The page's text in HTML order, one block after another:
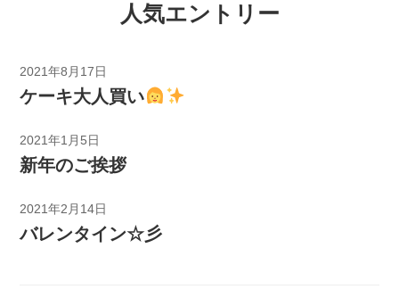
人気エントリー
2021年8月17日
ケーキ大人買い
2021年1月5日
新年のご挨拶
2021年2月14日
バレンタイン☆彡